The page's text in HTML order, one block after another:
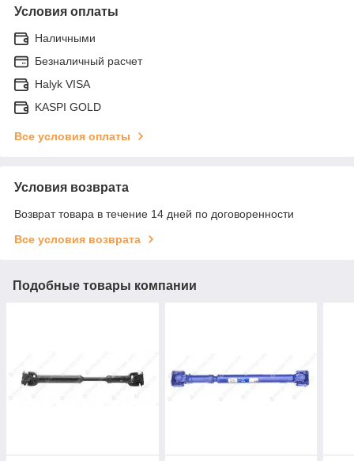
Условия оплаты
Наличными
Безналичный расчет
Halyk VISA
KASPI GOLD
Все условия оплаты
Условия возврата
Возврат товара в течение 14 дней по договоренности
Все условия возврата
Подобные товары компании